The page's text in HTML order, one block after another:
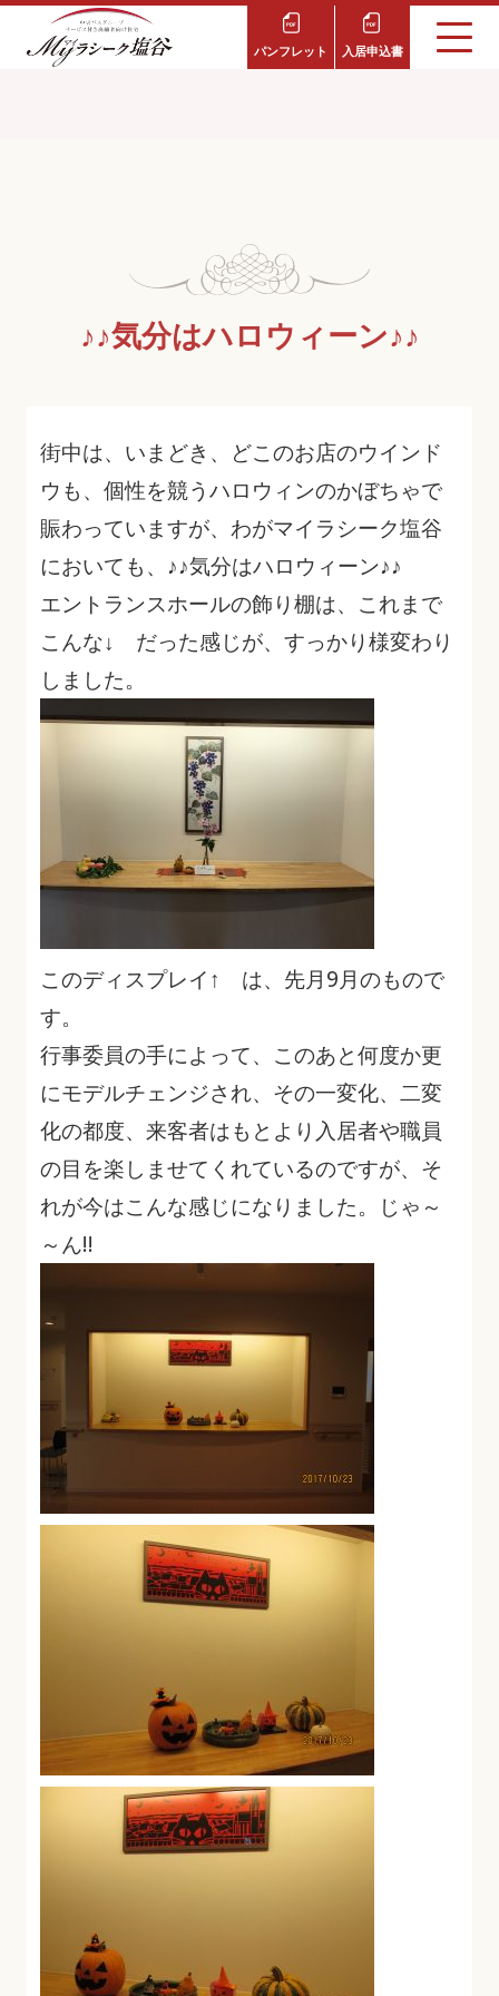
パンフレット 入居申込書
♪♪気分はハロウィーン♪♪
街中は、いまどき、どこのお店のウインド
ウも、個性を競うハロウィンのかぼちゃで
賑わっていますが、わがマイラシーク塩谷
においても、♪♪気分はハロウィーン♪♪
エントランスホールの飾り棚は、これまで
こんな↓ だった感じが、すっかり様変わり
しました。
このディスプレイ↑ は、先月9月のもので
す。
行事委員の手によって、このあと何度か更
にモデルチェンジされ、その一変化、二変
化の都度、来客者はもとより入居者や職員
の目を楽しませてくれているのですが、そ
れが今はこんな感じになりました。じゃ～
～ん!!